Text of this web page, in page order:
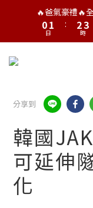
🔥爸氣豪禮🔥
1
0
2
1
0
日
:
3
2
1
4
3
2
時
分享到
韓國
可延伸
化